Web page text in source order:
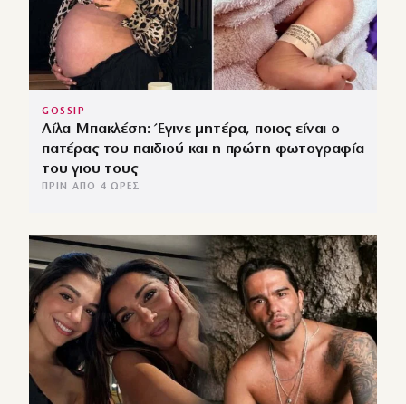
GOSSIP
Λίλα Μπακλέση: Έγινε μητέρα, ποιος είναι ο
πατέρας του παιδιού και η πρώτη φωτογραφία
του γιου τους
ΠΡΙΝ ΑΠΌ 4 ΏΡΕΣ